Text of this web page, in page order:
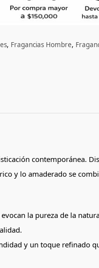
, Fragancias Hombre,
contemporánea.
y lo amaderado se
la pureza de la
y un toque refinado